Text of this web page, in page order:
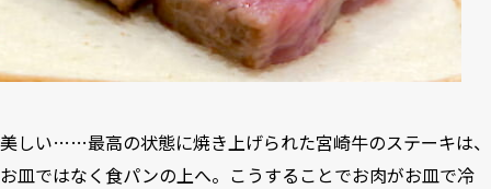
美しい……最高の状態に焼き上げられた宮崎牛のステーキは、
お皿ではなく食パンの上へ。こうすることでお肉がお皿で冷